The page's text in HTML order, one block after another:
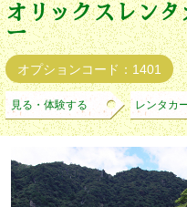
オリックスレンタ
ー
オプションコード：1401
見る・体験する レンタカ